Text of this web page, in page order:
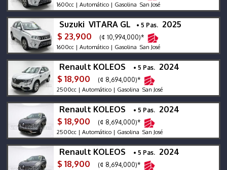
1600cc | Automático | Gasolina San José
Suzuki VITARA GL • 5 Pas. 2025
$ 23,900
(¢ 10,994,000)*
1600cc | Automático | Gasolina San José
Renault KOLEOS • 5 Pas. 2024
$ 18,900
(¢ 8,694,000)*
2500cc | Automático | Gasolina San José
Renault KOLEOS • 5 Pas. 2024
$ 18,900
(¢ 8,694,000)*
2500cc | Automático | Gasolina San José
Renault KOLEOS • 5 Pas. 2024
$ 18,900
(¢ 8,694,000)*